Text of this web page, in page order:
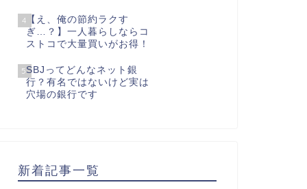
4【え、俺の節約ラクす
ぎ…？】一人暮らしならコ
ストコで大量買いがお得！
5SBJってどんなネット銀
行？有名ではないけど実は
穴場の銀行です
新着記事一覧